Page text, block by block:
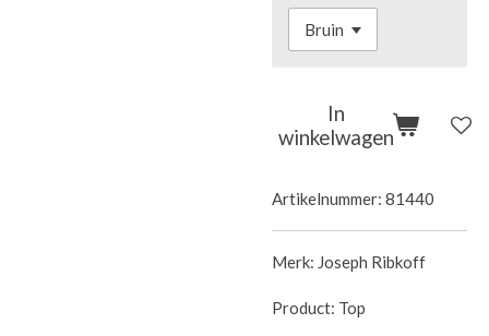
In
winkelwagen
Artikelnummer: 81440
Merk: Joseph Ribkoff
Product: Top